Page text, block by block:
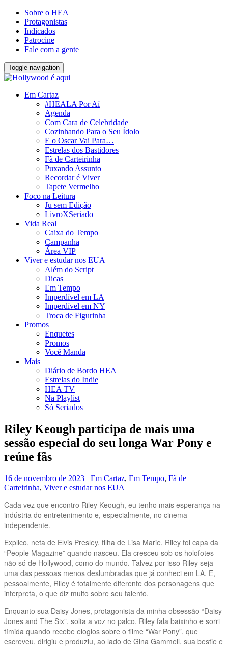
Sobre o HEA
Protagonistas
Indicados
Patrocine
Fale com a gente
Toggle navigation
Em Cartaz
#HEALA Por Aí
Agenda
Com Cara de Celebridade
Cozinhando Para o Seu Ídolo
E o Oscar Vai Para…
Estrelas dos Bastidores
Fã de Carteirinha
Puxando Assunto
Recordar é Viver
Tapete Vermelho
Foco na Leitura
Ju sem Edição
LivroXSeriado
Vida Real
Caixa do Tempo
Campanha
Área VIP
Viver e estudar nos EUA
Além do Script
Dicas
Em Tempo
Imperdível em LA
Imperdível em NY
Troca de Figurinha
Promos
Enquetes
Promos
Você Manda
Mais
Diário de Bordo HEA
Estrelas do Indie
HEA TV
Na Playlist
Só Seriados
Riley Keough participa de mais uma
sessão especial do seu longa War Pony e
reúne fãs
16 de novembro de 2023 Em Cartaz, Em Tempo, Fã de
Carteirinha, Viver e estudar nos EUA
Cada vez que encontro Riley Keough, eu tenho mais esperança na
indústria do entretenimento e, especialmente, no cinema
independente.
Explico, neta de Elvis Presley, filha de Lisa Marie, Riley foi capa da
“People Magazine” quando nasceu. Ela cresceu sob os holofotes
não só de Hollywood, como do mundo. Talvez por isso Riley seja
uma das pessoas menos deslumbradas que já conheci em LA. E,
pessoalmente, Riley é totalmente diferente dos personagens que
interpreta, o que diz muito sobre seu talento.
Enquanto sua Daisy Jones, protagonista da minha obsessão “Daisy
Jones and The Six”, solta a voz no palco, Riley fala baixinho e sorri
tímida quando recebe elogios sobre o filme “War Pony”, que
escreveu, dirigiu e produziu, ao lado de Gina Gammell, sua bestie e